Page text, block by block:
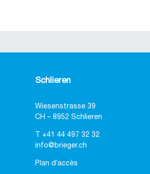
Schlieren
Wiesenstrasse 39
CH – 8952 Schlieren
+41 44 497 32 32
info@brieger.ch
Plan d’accès